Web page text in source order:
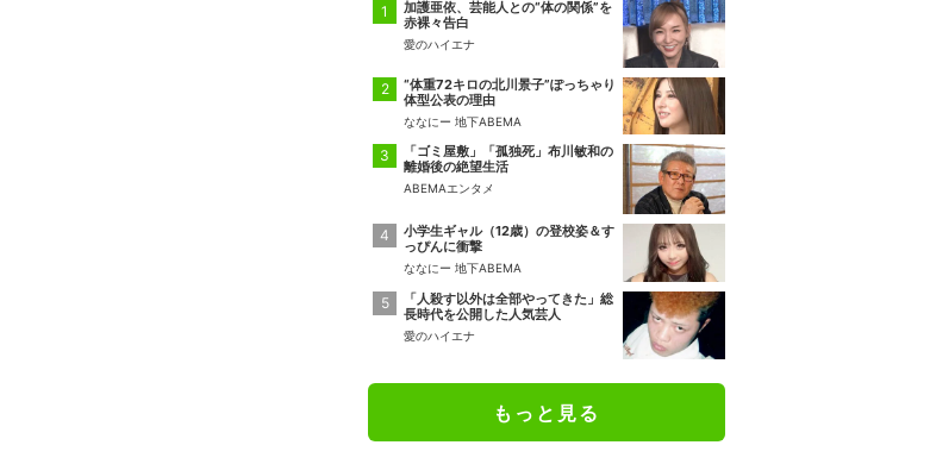
加護亜依、芸能人との“体の関係”を
赤裸々告白
愛のハイエナ
“体重72キロの北川景子”ぽっちゃり
体型公表の理由
ななにー 地下ABEMA
「ゴミ屋敷」「孤独死」布川敏和の
離婚後の絶望生活
ABEMAエンタメ
小学生ギャル（12歳）の登校姿＆す
っぴんに衝撃
ななにー 地下ABEMA
「人殺す以外は全部やってきた」総
長時代を公開した人気芸人
愛のハイエナ
もっと見る